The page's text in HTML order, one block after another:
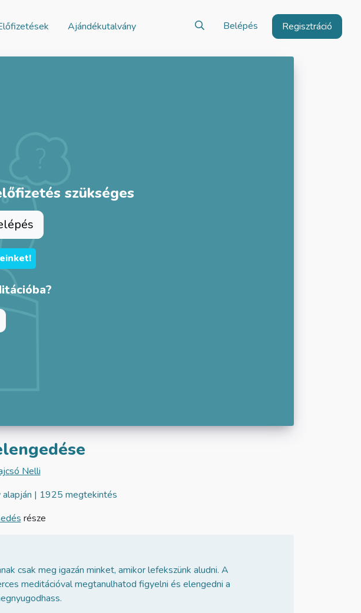
Ajándékutalvány Belépés Regisztráció
szükséges
Nelli
| 1925 megtekintés
része
csak meg igazán minket, amikor lefekszünk aludni. A
meditációval megtanulhatod figyelni és elengedni a